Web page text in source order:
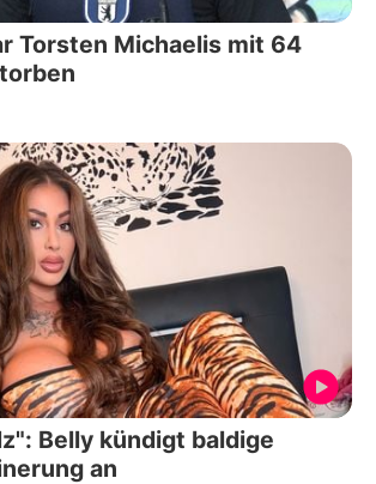
Torsten Michaelis mit 64
Belly kündigt baldige
an